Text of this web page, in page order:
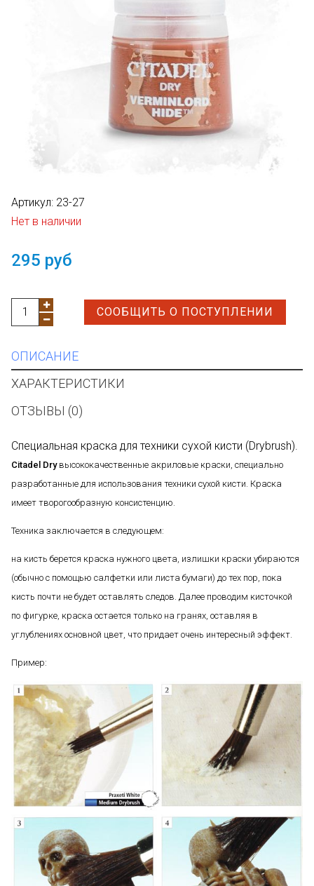
Артикул: 23-27
Нет в наличии
295 руб
СООБЩИТЬ О ПОСТУПЛЕНИИ
ОПИСАНИЕ
ХАРАКТЕРИСТИКИ
ОТЗЫВЫ (0)
Специальная краска для техники сухой кисти (Drybrush).
Citadel Dryвысококачественные акриловые краски, специально
разработанные для использования техники сухой кисти. Краска
имеет творогообразную консистенцию.
Техника заключается в следующем:
на кисть берется краска нужного цвета, излишки краски убираются
(обычно с помощью салфетки или листа бумаги) до тех пор, пока
кисть почти не будет оставлять следов. Далее проводим кисточкой
по фигурке, краска остается только на гранях, оставляя в
углублениях основной цвет, что придает очень интересный эффект.
Пример: